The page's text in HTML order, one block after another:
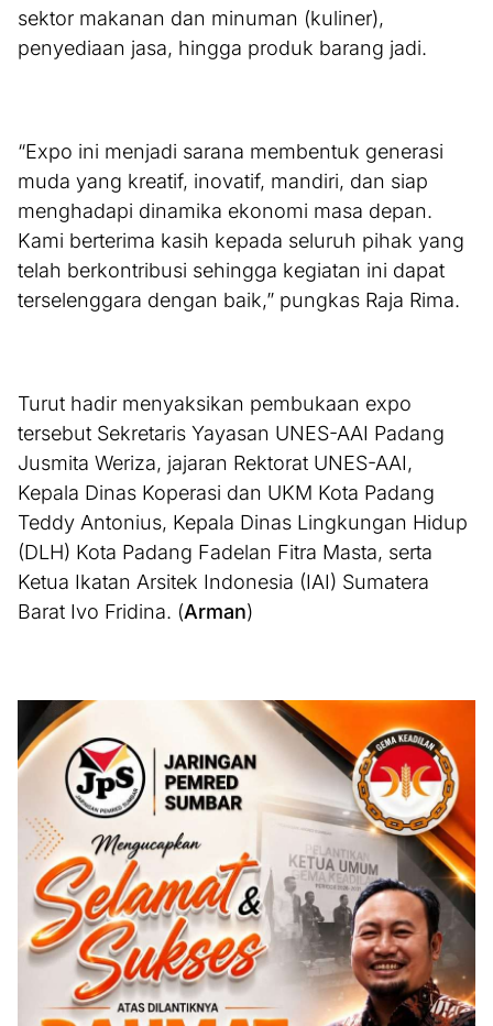
sektor makanan dan minuman (kuliner),
penyediaan jasa, hingga produk barang jadi.
“Expo ini menjadi sarana membentuk generasi
muda yang kreatif, inovatif, mandiri, dan siap
menghadapi dinamika ekonomi masa depan.
Kami berterima kasih kepada seluruh pihak yang
telah berkontribusi sehingga kegiatan ini dapat
terselenggara dengan baik,” pungkas Raja Rima.
Turut hadir menyaksikan pembukaan expo
tersebut Sekretaris Yayasan UNES-AAI Padang
Jusmita Weriza, jajaran Rektorat UNES-AAI,
Kepala Dinas Koperasi dan UKM Kota Padang
Teddy Antonius, Kepala Dinas Lingkungan Hidup
(DLH) Kota Padang Fadelan Fitra Masta, serta
Ketua Ikatan Arsitek Indonesia (IAI) Sumatera
Barat Ivo Fridina. (Arman)